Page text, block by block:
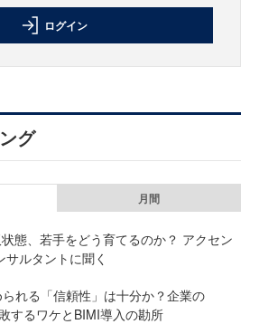
ログイン
グ
月間
態、若手をどう育てるのか？ アクセン
ルタントに聞く
れる「信頼性」は十分か？企業の
するワケとBIMI導入の勘所